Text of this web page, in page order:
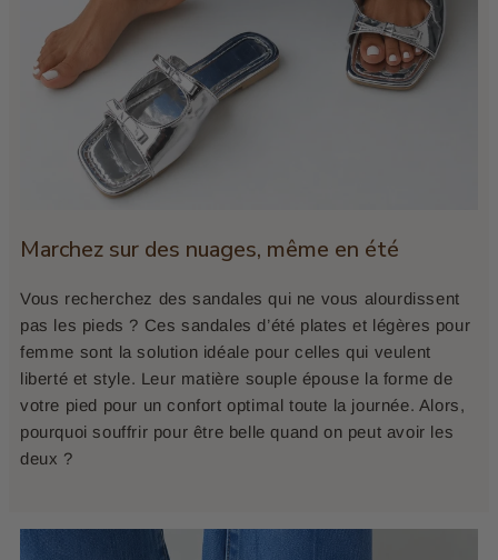
Marchez sur des nuages, même en été
Vous recherchez des sandales qui ne vous alourdissent
pas les pieds ? Ces sandales d’été plates et légères pour
femme sont la solution idéale pour celles qui veulent
liberté et style. Leur matière souple épouse la forme de
votre pied pour un confort optimal toute la journée. Alors,
pourquoi souffrir pour être belle quand on peut avoir les
deux ?